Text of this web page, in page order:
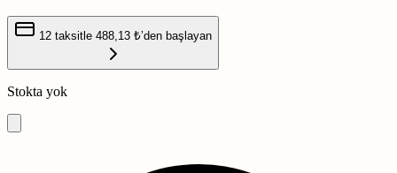
12 taksitle 488,13 ₺’den başlayan
Stokta yok